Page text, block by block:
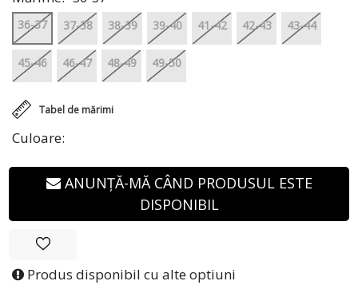
Culoare:
Tabel de mărimi
36-37 37-38 38-39 39-40 41-42 42-43 43-44
45-46 46-47 48-49 49-50
ANUNȚĂ-MĂ CÂND PRODUSUL ESTE
DISPONIBIL
Produs disponibil cu alte optiuni